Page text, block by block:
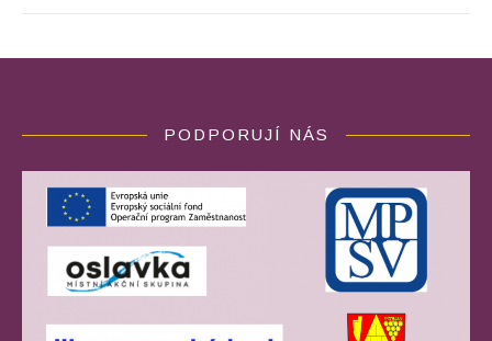
PODPORUJÍ NÁS